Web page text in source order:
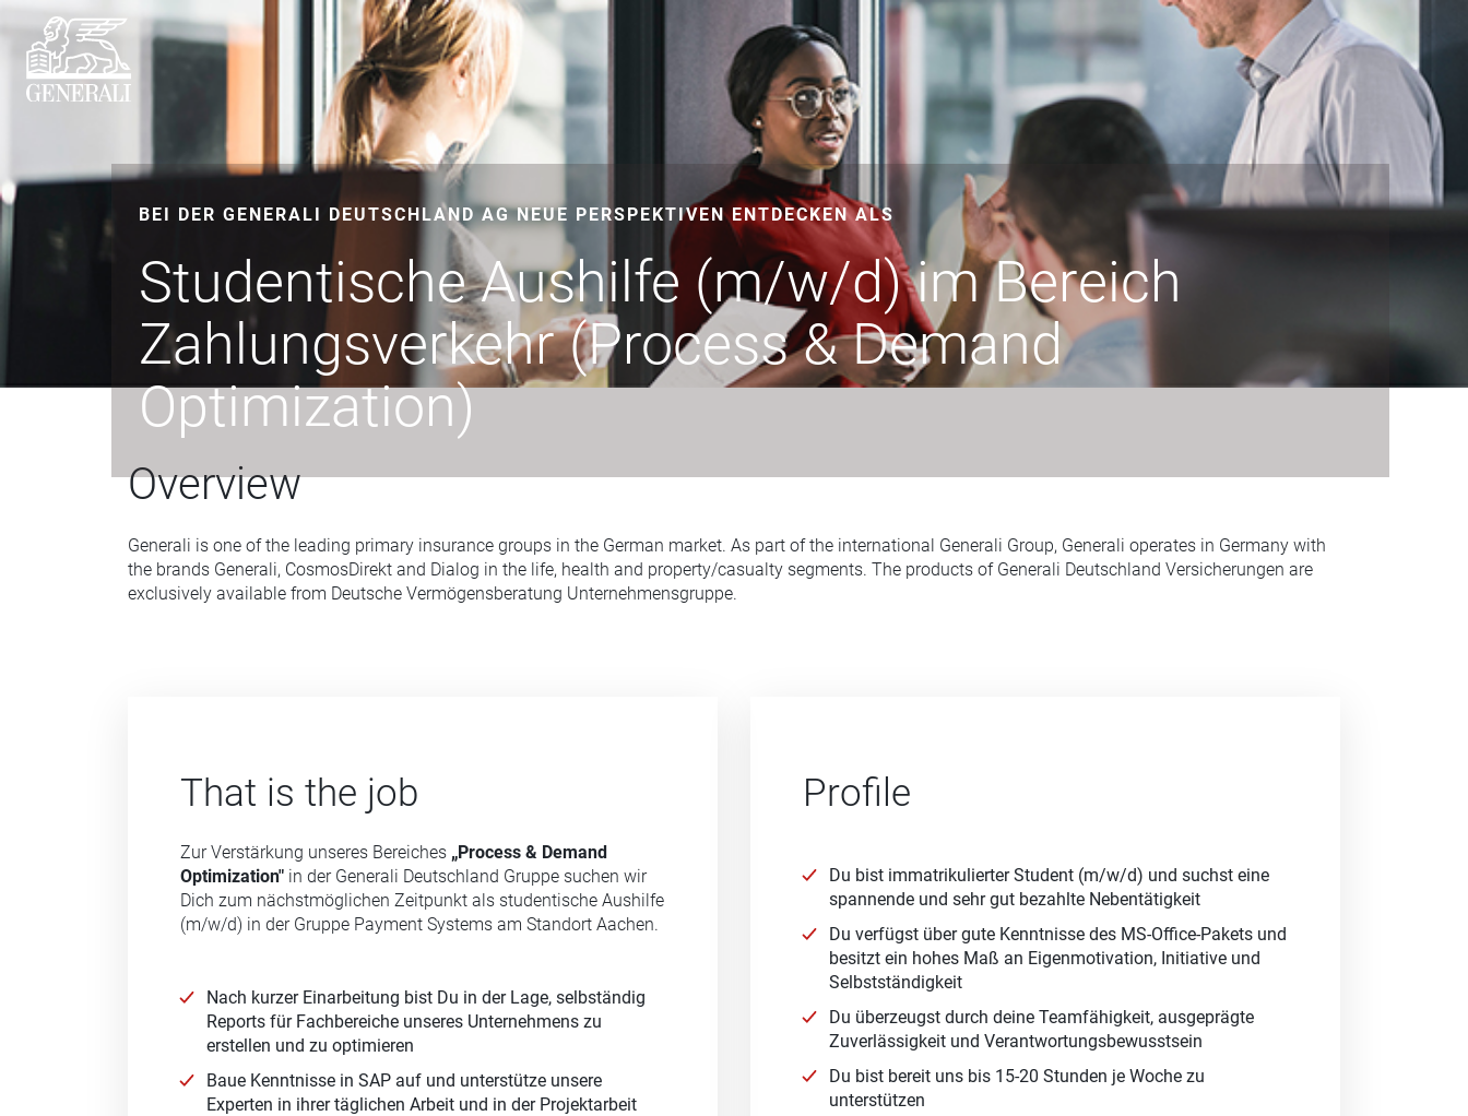
BEI DER GENERALI DEUTSCHLAND AG NEUE PERSPEKTIVEN ENTDECKEN ALS
Studentische Aushilfe (m/w/d) im Bereich
Zahlungsverkehr (Process & Demand
Optimization)
Overview
Generali is one of the leading primary insurance groups in the German market. As part of the international Generali Group, Generali operates in Germany with
the brands Generali, CosmosDirekt and Dialog in the life, health and property/casualty segments. The products of Generali Deutschland Versicherungen are
exclusively available from Deutsche Vermögensberatung Unternehmensgruppe.
That is the job
Zur Verstärkung unseres Bereiches „Process & Demand
Optimization" in der Generali Deutschland Gruppe suchen wir
Dich zum nächstmöglichen Zeitpunkt als studentische Aushilfe
(m/w/d) in der Gruppe Payment Systems am Standort Aachen.
Nach kurzer Einarbeitung bist Du in der Lage, selbständig
Reports für Fachbereiche unseres Unternehmens zu
erstellen und zu optimieren
Baue Kenntnisse in SAP auf und unterstütze unsere
Experten in ihrer täglichen Arbeit und in der Projektarbeit
Profile
Du bist immatrikulierter Student (m/w/d) und suchst eine
spannende und sehr gut bezahlte Nebentätigkeit
Du verfügst über gute Kenntnisse des MS-Office-Pakets und
besitzt ein hohes Maß an Eigenmotivation, Initiative und
Selbstständigkeit
Du überzeugst durch deine Teamfähigkeit, ausgeprägte
Zuverlässigkeit und Verantwortungsbewusstsein
Du bist bereit uns bis 15-20 Stunden je Woche zu
unterstützen